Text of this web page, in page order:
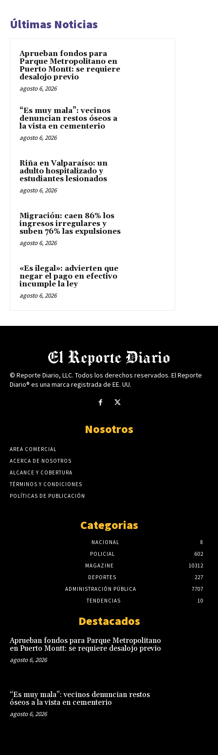
Últimas Noticias
Aprueban fondos para
Parque Metropolitano en
Puerto Montt: se requiere
desalojo previo
agosto 6, 2026
“Es muy mala”: vecinos
denuncian restos óseos a
la vista en cementerio
agosto 6, 2026
Riña en Valparaíso: un
adulto hospitalizado y
estudiantes lesionados
agosto 6, 2026
Migración: caen 86% los
ingresos irregulares y
suben 76% las expulsiones
agosto 6, 2026
«Es ilegal»: advierten que
negar el pago en efectivo
incumple la ley
agosto 6, 2026
© Reporte Diario, LLC. Todos los derechos reservados. El Reporte
Diario® es una marca registrada de EE. UU.
Nosotros
AREA COMERCIAL
ACERCA DE NOSOTROS
ALCANCE Y COBERTURA
TÉRMINOS Y CONDICIONES
POLÍTICAS DE PUBLICACIÓN
Categorias
NACIONAL
8
POLICIAL
602
MAGAZINE
10312
DEPORTES
227
ADMINISTRACIÓN PÚBLICA
7707
TENDENCIAS
10
Destacados
Aprueban fondos para Parque Metropolitano
en Puerto Montt: se requiere desalojo previo
agosto 6, 2026
“Es muy mala”: vecinos denuncian restos
óseos a la vista en cementerio
agosto 6, 2026